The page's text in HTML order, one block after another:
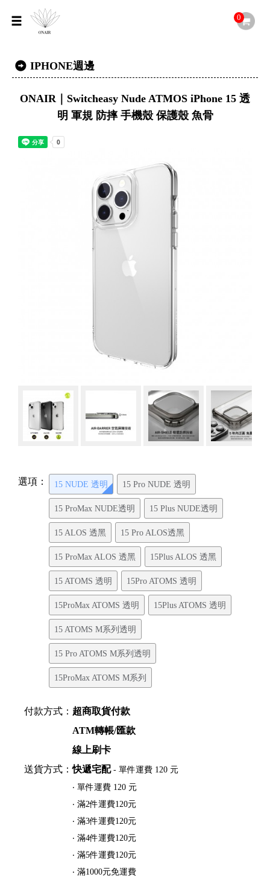
0
IPHONE週邊
ONAIR｜Switcheasy Nude ATMOS iPhone 15 透
明 軍規 防摔 手機殼 保護殼 魚骨
選項： 15 NUDE 透明 15 Pro NUDE 透明
15 ProMax NUDE透明 15 Plus NUDE透明
15 ALOS 透黑 15 Pro ALOS透黑
15 ProMax ALOS 透黑 15Plus ALOS 透黑
15 ATOMS 透明 15Pro ATOMS 透明
15ProMax ATOMS 透明 15Plus ATOMS 透明
15 ATOMS M系列透明
15 Pro ATOMS M系列透明
15ProMax ATOMS M系列
付款方式： 超商取貨付款
ATM轉帳/匯款
線上刷卡
送貨方式：快遞宅配- 單件運費 120 元
‧ 單件運費 120 元
‧ 滿2件運費120元
‧ 滿3件運費120元
‧ 滿4件運費120元
‧ 滿5件運費120元
‧ 滿1000元免運費